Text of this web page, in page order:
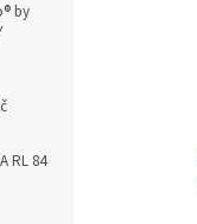
by
RL 84